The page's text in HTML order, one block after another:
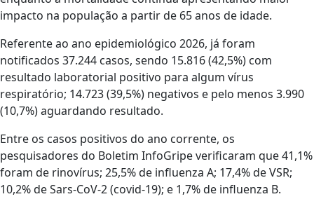
impacto na população a partir de 65 anos de idade.
Referente ao ano epidemiológico 2026, já foram
notificados 37.244 casos, sendo 15.816 (42,5%) com
resultado laboratorial positivo para algum vírus
respiratório; 14.723 (39,5%) negativos e pelo menos 3.990
(10,7%) aguardando resultado.
Entre os casos positivos do ano corrente, os
pesquisadores do Boletim InfoGripe verificaram que 41,1%
foram de rinovírus; 25,5% de influenza A; 17,4% de VSR;
10,2% de Sars-CoV-2 (covid-19); e 1,7% de influenza B.